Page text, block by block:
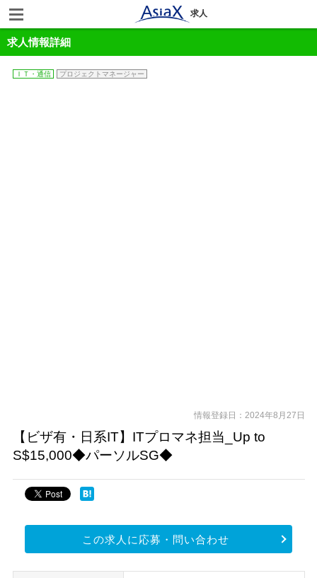
求人
求人情報詳細
ＩＴ・通信 プロジェクトマネージャー
情報登録日：2024年8月27日
【ビザ有・日系IT】ITプロマネ担当_Up to
S$15,000◆パーソルSG◆
この求人に応募・問い合わせ